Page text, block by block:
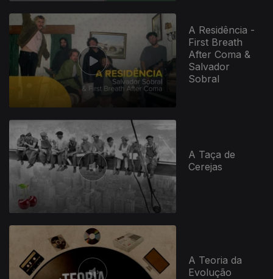
A Residência -
First Breath
After Coma &
Salvador
Sobral
A Taça de
Cerejas
A Teoria da
Evolução